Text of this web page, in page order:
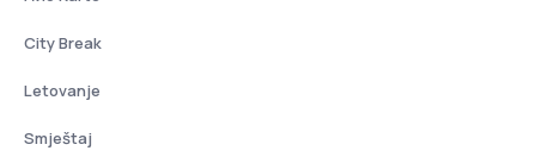
City Break
Letovanje
Smještaj